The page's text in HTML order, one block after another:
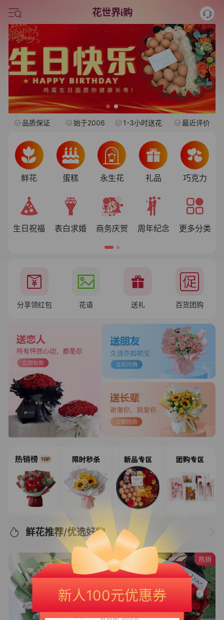
水果礼盒
旺仔
花世界i购
品质保证 始于2006 1-3小时送花 最近评价
鲜花 蛋糕 永生花 礼品 巧克力
生日祝福 表白求婚 商务庆贺 周年纪念 更多分类
分享领红包 花语 送礼 百货团购
鲜花推荐/优选好物
热销
新人100元优惠券
￥20
满150可用
新人专享大礼包
有效期 365天